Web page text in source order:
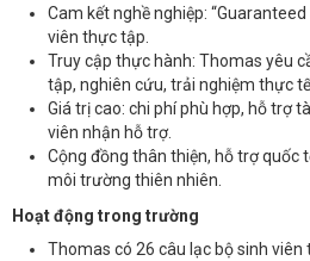
Cam kết nghề nghiệp:
viên thực tập.
Truy cập thực hành: Thomas yêu
tập, nghiên cứu, trải nghiệm thực
Giá trị cao: chi phí phù hợp, hỗ trợ
viên nhận hỗ trợ.
Cộng đồng thân thiện, hỗ trợ quốc
môi trường thiên nhiên.
Hoạt động trong trường
Thomas có 26 câu lạc bộ sinh viên